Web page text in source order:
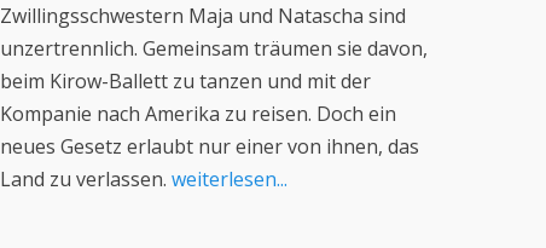
Zwillingsschwestern Maja und Natascha sind
unzertrennlich. Gemeinsam träumen sie davon,
beim Kirow-Ballett zu tanzen und mit der
Kompanie nach Amerika zu reisen. Doch ein
neues Gesetz erlaubt nur einer von ihnen, das
Land zu verlassen. weiterlesen...